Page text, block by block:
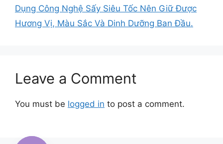
Dụng Công Nghệ Sấy Siêu Tốc Nên Giữ Được
Hương Vị, Màu Sắc Và Dinh Dưỡng Ban Đầu.
Leave a Comment
You must be logged in to post a comment.